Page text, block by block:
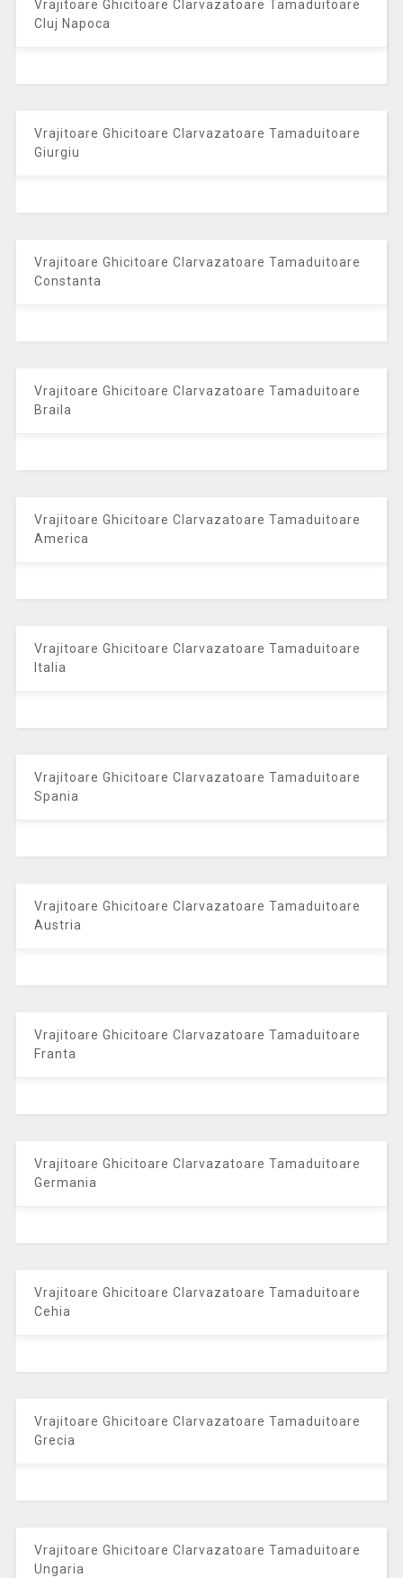
Vrajitoare Ghicitoare Clarvazatoare Tamaduitoare
Cluj Napoca
Vrajitoare Ghicitoare Clarvazatoare Tamaduitoare
Giurgiu
Vrajitoare Ghicitoare Clarvazatoare Tamaduitoare
Constanta
Vrajitoare Ghicitoare Clarvazatoare Tamaduitoare
Braila
Vrajitoare Ghicitoare Clarvazatoare Tamaduitoare
America
Vrajitoare Ghicitoare Clarvazatoare Tamaduitoare
Italia
Vrajitoare Ghicitoare Clarvazatoare Tamaduitoare
Spania
Vrajitoare Ghicitoare Clarvazatoare Tamaduitoare
Austria
Vrajitoare Ghicitoare Clarvazatoare Tamaduitoare
Franta
Vrajitoare Ghicitoare Clarvazatoare Tamaduitoare
Germania
Vrajitoare Ghicitoare Clarvazatoare Tamaduitoare
Cehia
Vrajitoare Ghicitoare Clarvazatoare Tamaduitoare
Grecia
Vrajitoare Ghicitoare Clarvazatoare Tamaduitoare
Ungaria